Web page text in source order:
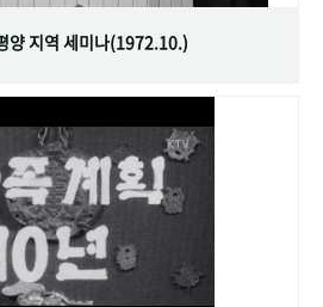
양 지역 세미나(1972.10.)